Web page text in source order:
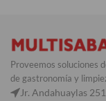
Proveemos soluciones
de gastronomía y
Jr. Andahuaylas